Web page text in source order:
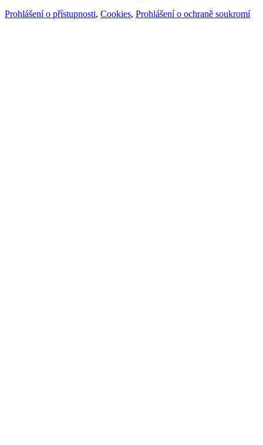
Prohlášení o přístupnosti, Cookies, Prohlášení o ochraně soukromí